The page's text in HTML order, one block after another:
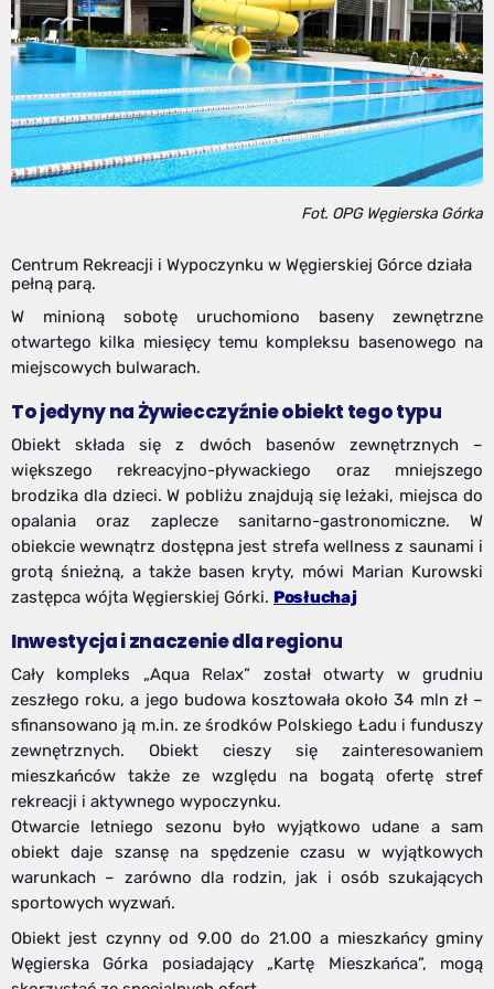
Fot. OPG Węgierska Górka
Centrum Rekreacji i Wypoczynku w Węgierskiej Górce działa
pełną parą.
W minioną sobotę uruchomiono baseny zewnętrzne
otwartego kilka miesięcy temu kompleksu basenowego na
miejscowych bulwarach.
To jedyny na Żywiecczyźnie obiekt tego typu
Obiekt składa się z dwóch basenów zewnętrznych –
większego rekreacyjno-pływackiego oraz mniejszego
brodzika dla dzieci. W pobliżu znajdują się leżaki, miejsca do
opalania oraz zaplecze sanitarno-gastronomiczne. W
obiekcie wewnątrz dostępna jest strefa wellness z saunami i
grotą śnieżną, a także basen kryty, mówi Marian Kurowski
zastępca wójta Węgierskiej Górki. Posłuchaj
Inwestycja i znaczenie dla regionu
Cały kompleks „Aqua Relax” został otwarty w grudniu
zeszłego roku, a jego budowa kosztowała około 34 mln zł –
sfinansowano ją m.in. ze środków Polskiego Ładu i funduszy
zewnętrznych. Obiekt cieszy się zainteresowaniem
mieszkańców także ze względu na bogatą ofertę stref
rekreacji i aktywnego wypoczynku.
Otwarcie letniego sezonu było wyjątkowo udane a sam
obiekt daje szansę na spędzenie czasu w wyjątkowych
warunkach – zarówno dla rodzin, jak i osób szukających
sportowych wyzwań.
Obiekt jest czynny od 9.00 do 21.00 a mieszkańcy gminy
Węgierska Górka posiadający „Kartę Mieszkańca”, mogą